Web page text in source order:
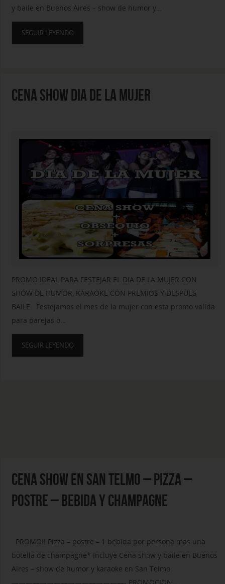
y baile en Buenos Aires – show de humor y…
SEGUIR LEYENDO
CENA SHOW DIA DE LA MUJER
PROMO IDEAL PARA FESTEJAR EL DIA DE LA MUJER CON
SHOW DE HUMOR, KARAOKE CON PREMIOS Y DESPUES
BAILE. Festejamos el mes de la mujer con esta promo valida
para parejas o…
SEGUIR LEYENDO
CENA SHOW EN SAN TELMO – PIZZA –
POSTRE – BEBIDA Y CHAMPAGNE
PROMO!! Pizza – postre – 1 bebida por persona mas una
botella de champagne* Incluye Cena show y baile en Buenos
Aires – show de humor y karaoke en San Telmo